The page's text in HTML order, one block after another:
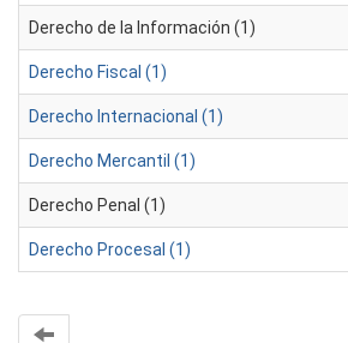
Derecho de la Información (1)
Derecho Fiscal (1)
Derecho Internacional (1)
Derecho Mercantil (1)
Derecho Penal (1)
Derecho Procesal (1)